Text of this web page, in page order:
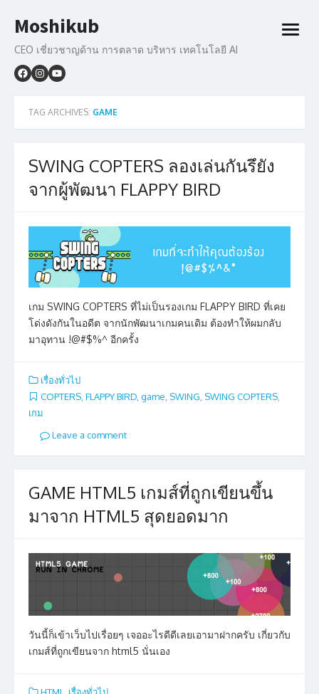
to
Moshikub
CEO เชี่ยวชาญด้าน การตลาด บริหาร เทคโนโลยี AI
open
TAG ARCHIVES: GAME
SWING COPTERS ลองเล่นกันรึยัง
จากผู้พัฒนา FLAPPY BIRD
เกม SWING COPTERS ที่ไม่เป็นรองเกม FLAPPY BIRD ที่เคย
โด่งดังกันในอดีต จากนักพัฒนาเกมคนเดิม ต้องทำให้ผมกลับ
มาอุทาน !@#$%^ อีกครั้ง
เรื่องทั่วไป
COPTERS FLAPPY BIRD game SWING SWING COPTERS
เกม
Leave a comment
GAME HTML5 เกมส์ที่ถูกเขียนขึ้น
มาจาก HTML5 สุดยอดมาก
วันนี้ก็เข้าเว็บไปเรื่อยๆ เจออะไรดีดีเลยเอามาฝากครับ เกี่ยวกับ
เกมส์ที่ถูกเขียนจาก html5 นั่นเอง
HTML เรื่องทั่วไป